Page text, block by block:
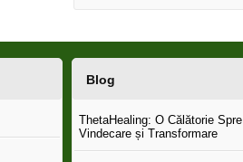
Blog
ThetaHealing: O Călătorie Spre
Vindecare și Transformare